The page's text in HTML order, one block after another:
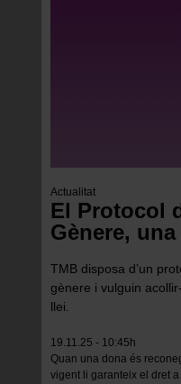
Actualitat
El Protocol
Gènere,
TMB disposa d’un
gènere i vulguin
llei.
19.11.25 - 10:45h
Quan una dona és
vigent li garanteix el dret